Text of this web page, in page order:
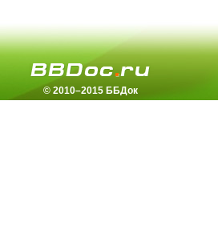
© 2010–2015 ББДок